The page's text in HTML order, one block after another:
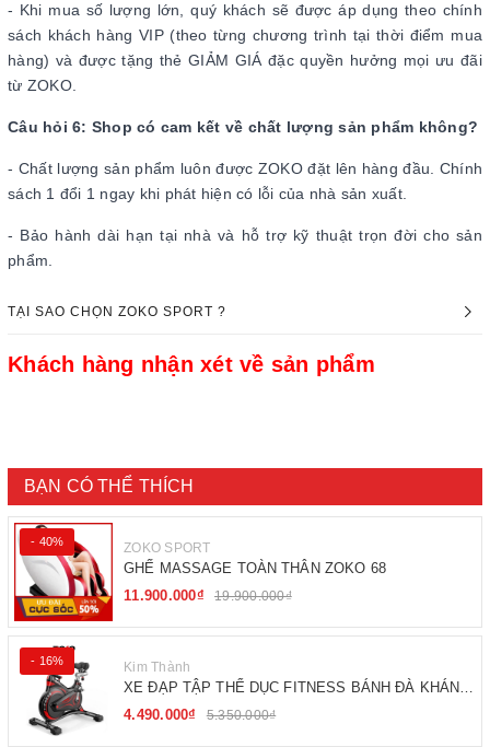
- Khi mua số lượng lớn, quý khách sẽ được áp dụng theo chính
sách khách hàng VIP (theo từng chương trình tại thời điểm mua
hàng) và được tặng thẻ GIẢM GIÁ đặc quyền hưởng mọi ưu đãi
từ ZOKO.
Câu hỏi 6: Shop có cam kết về chất lượng sản phẩm không?
- Chất lượng sản phẩm luôn được ZOKO đặt lên hàng đầu. Chính
sách 1 đổi 1 ngay khi phát hiện có lỗi của nhà sản xuất.
- Bảo hành dài hạn tại nhà và hỗ trợ kỹ thuật trọn đời cho sản
phẩm.
TẠI SAO CHỌN ZOKO SPORT ?
Khách hàng nhận xét về sản phẩm
BẠN CÓ THỂ THÍCH
- 40% ZOKO SPORT
GHẾ MASSAGE TOÀN THÂN ZOKO 68
11.900.000₫
19.900.000₫
- 16% Kim Thành
XE ĐẠP TẬP THỂ DỤC FITNESS BÁNH ĐÀ KHÁNG
TỪ
4.490.000₫ 5.350.000₫